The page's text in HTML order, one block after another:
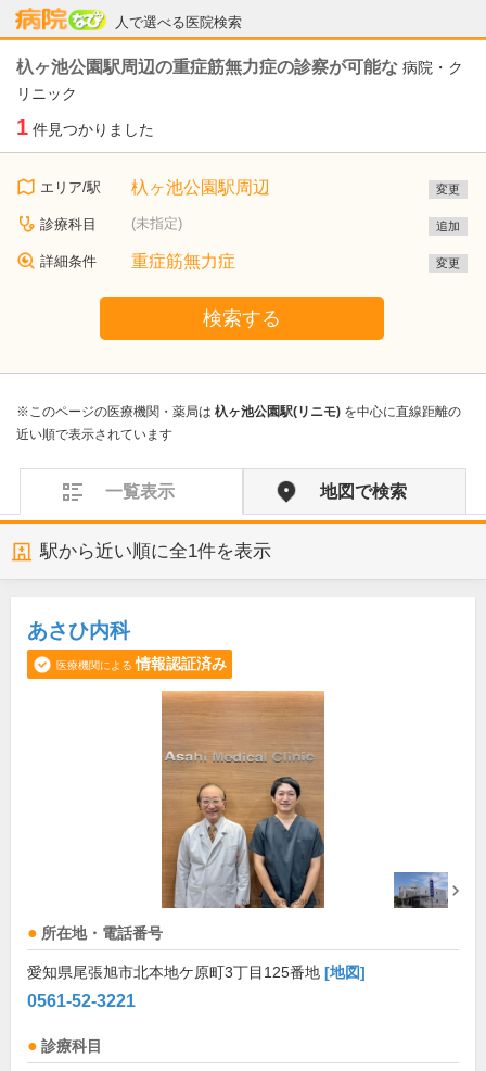
人で選べる医院検索
病院なび
杁ヶ池公園駅周辺の重症筋無力症の診察が可能な 病院・ク
リニック
1 件見つかりました
エリア/駅 杁ヶ池公園駅周辺 変更
診療科目 (未指定) 追加
詳細条件 重症筋無力症 変更
検索する
※このページの医療機関・薬局は 杁ヶ池公園駅(リニモ) を中心に直線距離の
近い順で表示されています
一覧表示 地図で検索
駅から近い順に全1件を表示
あさひ内科
医療機関による 情報認証済み
所在地・電話番号
愛知県尾張旭市北本地ケ原町3丁目125番地 [地図]
0561-52-3221
診療科目